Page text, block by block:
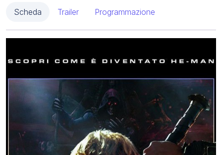
Scheda Trailer Programmazione